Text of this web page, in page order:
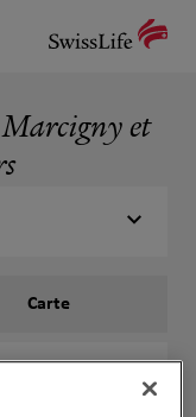
Marcigny et
Carte